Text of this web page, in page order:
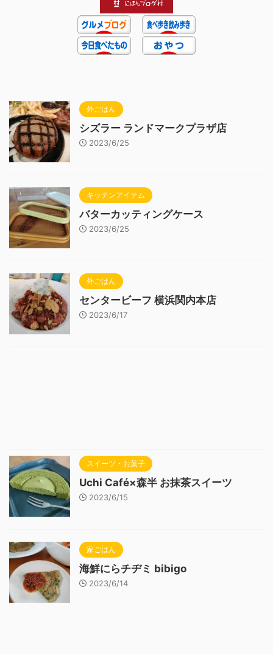
外ごはん
シズラー ランドマークプラザ店
2023/6/25
キッチンアイテム
バターカッティングケース
2023/6/25
外ごはん
センタービーフ 横浜関内本店
2023/6/17
スイーツ・お菓子
Uchi Café×森半 お抹茶スイーツ
2023/6/15
家ごはん
海鮮にらチヂミ bibigo
2023/6/14